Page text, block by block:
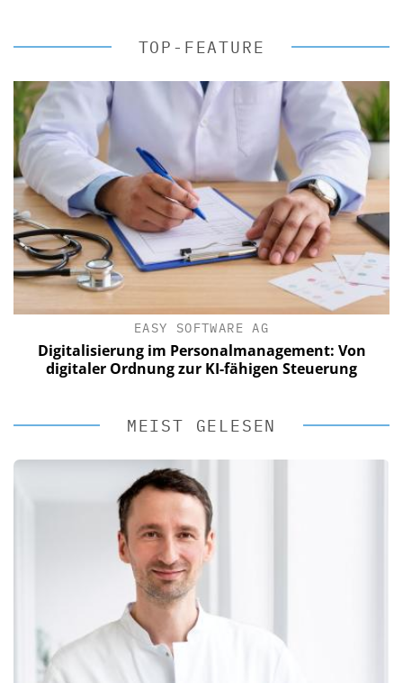
TOP-FEATURE
EASY SOFTWARE AG
Digitalisierung im Personalmanagement: Von
digitaler Ordnung zur KI-fähigen Steuerung
MEIST GELESEN